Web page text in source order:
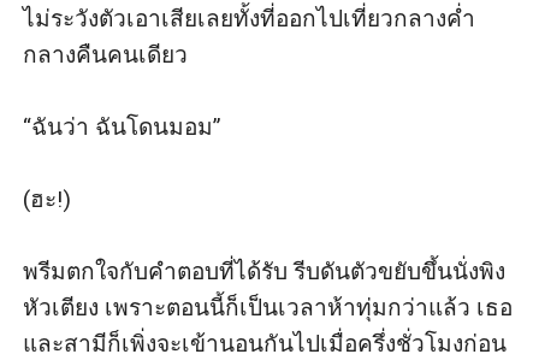
ไม่ระวังตัวเอาเสียเลยทั้งที่ออกไปเที่ยวกลางค่ำ
กลางคืนคนเดียว
“ฉันว่า ฉันโดนมอม”
(ฮะ!)
พรีมตกใจกับคำตอบที่ได้รับ รีบดันตัวขยับขึ้นนั่งพิง
หัวเตียง เพราะตอนนี้ก็เป็นเวลาห้าทุ่มกว่าแล้ว เธอ
และสามีก็เพิ่งจะเข้านอนกันไปเมื่อครึ่งชั่วโมงก่อน